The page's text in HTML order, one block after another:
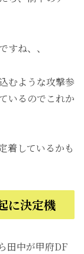
ね、、
むような攻撃参
いるのでこれか
着しているかも
に決定機
田中が甲府DF